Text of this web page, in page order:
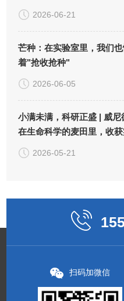
2026-06-21
芒种：在实验室里，我们
着"抢收抢种"
2026-06-05
小满未满，科研正盛 | 威尼
在生命科学的麦田里，收
的"小小圆满"
2026-05-21
扫码加微信